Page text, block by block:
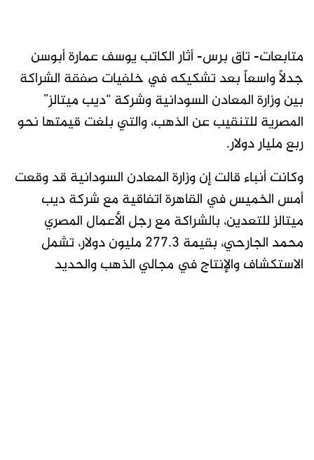
متابعات- تاق برس- أثار الكاتب يوسف عمارة أبوسن
جدلاً واسعاً بعد تشكيكه في خلفيات صفقة الشراكة
بين وزارة المعادن السودانية وشركة “ديب ميتالز”
المصرية للتنقيب عن الذهب، والتي بلغت قيمتها نحو
ربع مليار دولار.
وكانت أنباء قالت إن وزارة المعادن السودانية قد وقعت
أمس الخميس في القاهرة اتفاقية مع شركة ديب
ميتالز للتعدين، بالشراكة مع رجل الأعمال المصري
محمد الجارحي، بقيمة 277.3 مليون دولار، تشمل
الاستكشاف والإنتاج في مجالي الذهب والحديد